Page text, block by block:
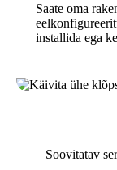
Saate oma
installida ega
Soovitatav